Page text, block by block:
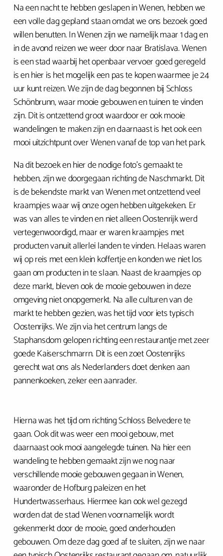
Na een nacht te hebben geslapen in Wenen, hebben we
een volle dag gepland staan omdat we ons bezoek goed
willen benutten. In Wenen zijn we namelijk maar 1 dag en
in de avond reizen we weer door naar Bratislava. Wenen
is een stad waarbij het openbaar vervoer goed geregeld
is en hier is het mogelijk een pas te kopen waarmee je 24
uur kunt reizen. We zijn de dag begonnen bij Schloss
Schönbrunn, waar mooie gebouwen en tuinen te vinden
zijn. Dit is ontzettend groot waardoor er ook mooie
wandelingen te maken zijn en daarnaast is het ook een
mooi uitzichtpunt over Wenen vanaf de top van het park.
Na dit bezoek en hier de nodige foto’s gemaakt te
hebben, zijn we doorgegaan richting de Naschmarkt. Dit
is de bekendste markt van Wenen met ontzettend veel
kraampjes waar wij onze ogen hebben uitgekeken. Er
was van alles te vinden en niet alleen Oostenrijk werd
vertegenwoordigd, maar er waren kraampjes met
producten vanuit allerlei landen te vinden. Helaas waren
wij op reis met een klein koffertje en konden we niet los
gaan om producten in te slaan. Naast de kraampjes op
deze markt, bleven ook de mooie gebouwen in deze
omgeving niet onopgemerkt. Na alle culturen van de
markt te hebben gezien, was het tijd voor iets typisch
Oostenrijks. We zijn via het centrum langs de
Staphansdom gelopen richting een restaurantje met zeer
goede Kaiserschmarrn. Dit is een zoet Oostenrijks
gerecht wat ons als Nederlanders doet denken aan
pannenkoeken, zeker een aanrader.
Hierna was het tijd om richting Schloss Belvedere te
gaan. Ook dit was weer een mooi gebouw, met
daarnaast ook mooi aangelegde tuinen. Na hier een
wandeling te hebben gemaakt zijn we nog naar
verschillende mooie gebouwen gegaan in Wenen,
waaronder de Hofburg paleizen en het
Hundertwasserhaus. Hiermee kan ook wel gezegd
worden dat de stad Wenen voornamelijk wordt
gekenmerkt door de mooie, goed onderhouden
gebouwen. Om deze dag goed af te sluiten, zijn we naar